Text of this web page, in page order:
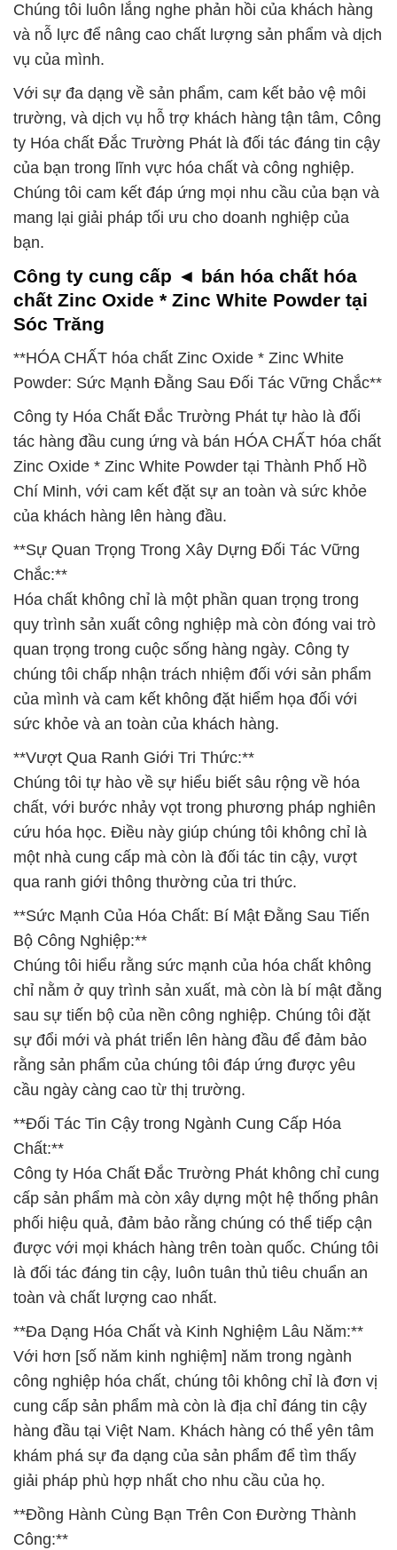
Chúng tôi luôn lắng nghe phản hồi của khách hàng
và nỗ lực để nâng cao chất lượng sản phẩm và dịch
vụ của mình.
Với sự đa dạng về sản phẩm, cam kết bảo vệ môi
trường, và dịch vụ hỗ trợ khách hàng tận tâm, Công
ty Hóa chất Đắc Trường Phát là đối tác đáng tin cậy
của bạn trong lĩnh vực hóa chất và công nghiệp.
Chúng tôi cam kết đáp ứng mọi nhu cầu của bạn và
mang lại giải pháp tối ưu cho doanh nghiệp của
bạn.
Công ty cung cấp ◄ bán hóa chất hóa
chất Zinc Oxide * Zinc White Powder tại
Sóc Trăng
**HÓA CHẤT hóa chất Zinc Oxide * Zinc White
Powder: Sức Mạnh Đằng Sau Đối Tác Vững Chắc**
Công ty Hóa Chất Đắc Trường Phát tự hào là đối
tác hàng đầu cung ứng và bán HÓA CHẤT hóa chất
Zinc Oxide * Zinc White Powder tại Thành Phố Hồ
Chí Minh, với cam kết đặt sự an toàn và sức khỏe
của khách hàng lên hàng đầu.
**Sự Quan Trọng Trong Xây Dựng Đối Tác Vững
Chắc:**
Hóa chất không chỉ là một phần quan trọng trong
quy trình sản xuất công nghiệp mà còn đóng vai trò
quan trọng trong cuộc sống hàng ngày. Công ty
chúng tôi chấp nhận trách nhiệm đối với sản phẩm
của mình và cam kết không đặt hiểm họa đối với
sức khỏe và an toàn của khách hàng.
**Vượt Qua Ranh Giới Tri Thức:**
Chúng tôi tự hào về sự hiểu biết sâu rộng về hóa
chất, với bước nhảy vọt trong phương pháp nghiên
cứu hóa học. Điều này giúp chúng tôi không chỉ là
một nhà cung cấp mà còn là đối tác tin cậy, vượt
qua ranh giới thông thường của tri thức.
**Sức Mạnh Của Hóa Chất: Bí Mật Đằng Sau Tiến
Bộ Công Nghiệp:**
Chúng tôi hiểu rằng sức mạnh của hóa chất không
chỉ nằm ở quy trình sản xuất, mà còn là bí mật đằng
sau sự tiến bộ của nền công nghiệp. Chúng tôi đặt
sự đổi mới và phát triển lên hàng đầu để đảm bảo
rằng sản phẩm của chúng tôi đáp ứng được yêu
cầu ngày càng cao từ thị trường.
**Đối Tác Tin Cậy trong Ngành Cung Cấp Hóa
Chất:**
Công ty Hóa Chất Đắc Trường Phát không chỉ cung
cấp sản phẩm mà còn xây dựng một hệ thống phân
phối hiệu quả, đảm bảo rằng chúng có thể tiếp cận
được với mọi khách hàng trên toàn quốc. Chúng tôi
là đối tác đáng tin cậy, luôn tuân thủ tiêu chuẩn an
toàn và chất lượng cao nhất.
**Đa Dạng Hóa Chất và Kinh Nghiệm Lâu Năm:**
Với hơn [số năm kinh nghiệm] năm trong ngành
công nghiệp hóa chất, chúng tôi không chỉ là đơn vị
cung cấp sản phẩm mà còn là địa chỉ đáng tin cậy
hàng đầu tại Việt Nam. Khách hàng có thể yên tâm
khám phá sự đa dạng của sản phẩm để tìm thấy
giải pháp phù hợp nhất cho nhu cầu của họ.
**Đồng Hành Cùng Bạn Trên Con Đường Thành
Công:**